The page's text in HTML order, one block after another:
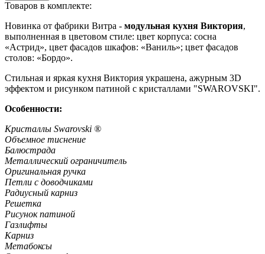
Товаров в комплекте:
Новинка от фабрики Витра - модульная кухня Виктория,
выполненная в цветовом стиле: цвет корпуса: сосна
«Астрид», цвет фасадов шкафов: «Ваниль»; цвет фасадов
столов: «Бордо».
Стильная и яркая кухня Виктория украшена, ажурным 3D
эффектом и рисунком патиной с кристаллами "SWAROVSKI".
Особенности:
Кристаллы Swarovski ®
Объемное тиснение
Балюстрада
Металлический ограничитель
Оригинальная ручка
Петли с доводчиками
Радиусный карниз
Решетка
Рисунок патиной
Газлифты
Карниз
Метабоксы